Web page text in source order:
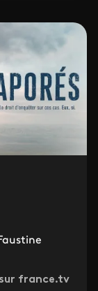
france.tv